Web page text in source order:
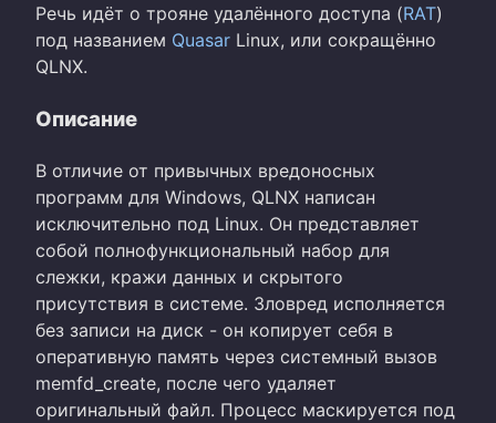
Речь идёт о трояне удалённого доступа (RAT)
под названием Quasar Linux, или сокращённо
QLNX.
Описание
В отличие от привычных вредоносных
программ для Windows, QLNX написан
исключительно под Linux. Он представляет
собой полнофункциональный набор для
слежки, кражи данных и скрытого
присутствия в системе. Зловред исполняется
без записи на диск - он копирует себя в
оперативную память через системный вызов
memfd_create, после чего удаляет
оригинальный файл. Процесс маскируется под